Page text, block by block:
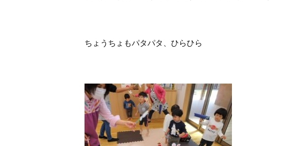
ちょうちょもパタパタ、ひらひら